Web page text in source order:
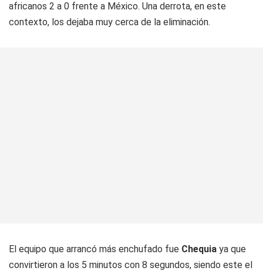
africanos 2 a 0 frente a México. Una derrota, en este
contexto, los dejaba muy cerca de la eliminación.
El equipo que arrancó más enchufado fue Chequia ya que
convirtieron a los 5 minutos con 8 segundos, siendo este el